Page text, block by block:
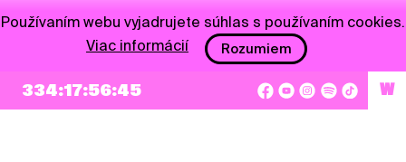
NEWSLETTER
334:17:56:44 W
Používaním webu vyjadrujete súhlas s používaním cookies.
Viac informácií
Rozumiem